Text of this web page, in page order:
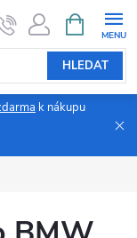
HLEDAT
NÁKUPNÍ
KOŠÍK
k nákupu